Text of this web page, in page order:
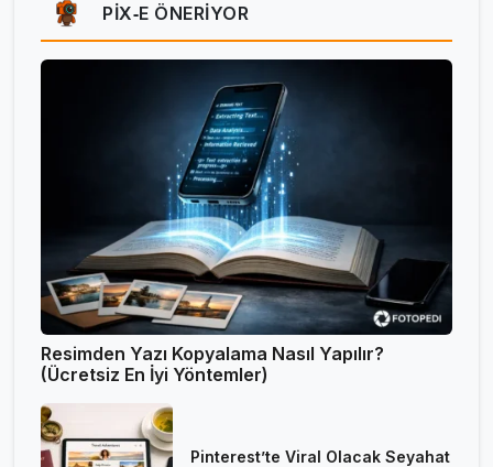
PIX‑E ÖNERIYOR
Resimden Yazı Kopyalama Nasıl Yapılır?
(Ücretsiz En İyi Yöntemler)
Pinterest’te Viral Olacak Seyahat